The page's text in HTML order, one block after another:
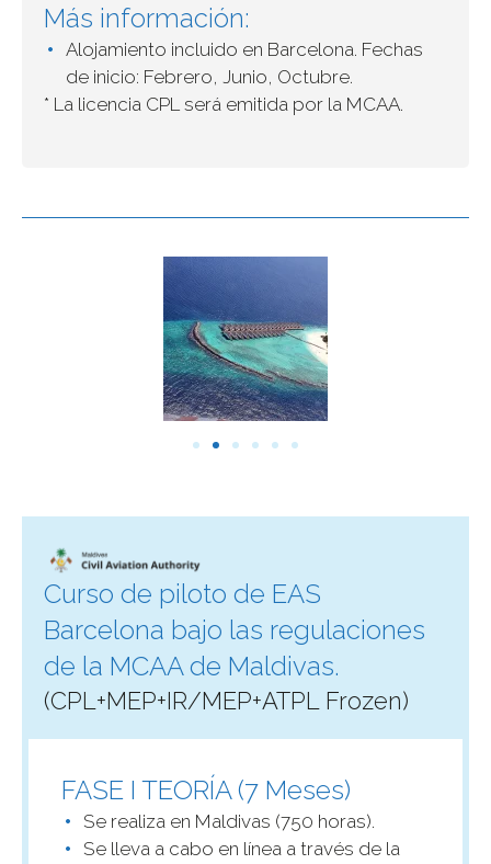
Más información:
Alojamiento incluido en Barcelona. Fechas
de inicio: Febrero, Junio, Octubre.
* La licencia CPL será emitida por la MCAA.
Curso de piloto de EAS
Barcelona bajo las regulaciones
de la MCAA de Maldivas.
(CPL+MEP+IR/MEP+ATPL Frozen)
FASE I TEORÍA (7 Meses)
Se realiza en Maldivas (750 horas).
Se lleva a cabo en línea a través de la